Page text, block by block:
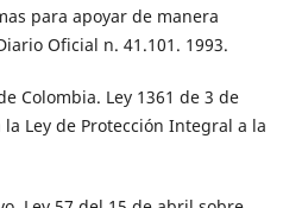
para apoyar de manera
Oficial n. 41.101. 1993.
Colombia. Ley 1361 de 3 de
Ley de Protección Integral a la